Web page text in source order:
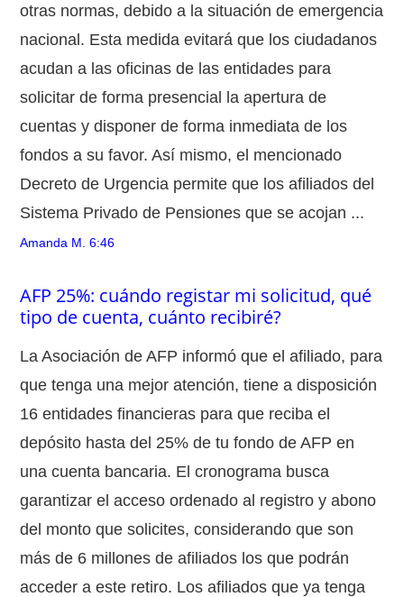
otras normas, debido a la situación de emergencia
nacional. Esta medida evitará que los ciudadanos
acudan a las oficinas de las entidades para
solicitar de forma presencial la apertura de
cuentas y disponer de forma inmediata de los
fondos a su favor. Así mismo, el mencionado
Decreto de Urgencia permite que los afiliados del
Sistema Privado de Pensiones que se acojan ...
Amanda M. 6:46
AFP 25%: cuándo registar mi solicitud, qué
tipo de cuenta, cuánto recibiré?
La Asociación de AFP informó que el afiliado, para
que tenga una mejor atención, tiene a disposición
16 entidades financieras para que reciba el
depósito hasta del 25% de tu fondo de AFP en
una cuenta bancaria. El cronograma busca
garantizar el acceso ordenado al registro y abono
del monto que solicites, considerando que son
más de 6 millones de afiliados los que podrán
acceder a este retiro. Los afiliados que ya tenga